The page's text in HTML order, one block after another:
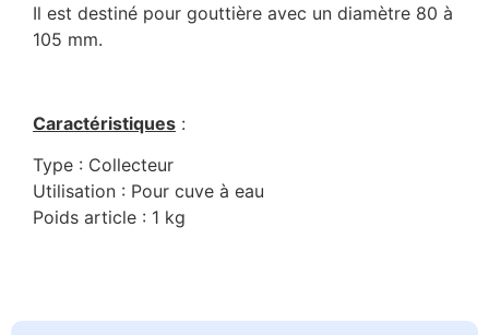
Il est destiné pour gouttière avec un diamètre 80 à
105 mm.
Caractéristiques :
Type : Collecteur
Utilisation : Pour cuve à eau
Poids article : 1 kg